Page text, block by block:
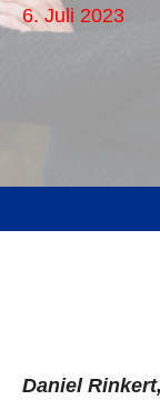
6. Juli 2023
Daniel Rinkert,